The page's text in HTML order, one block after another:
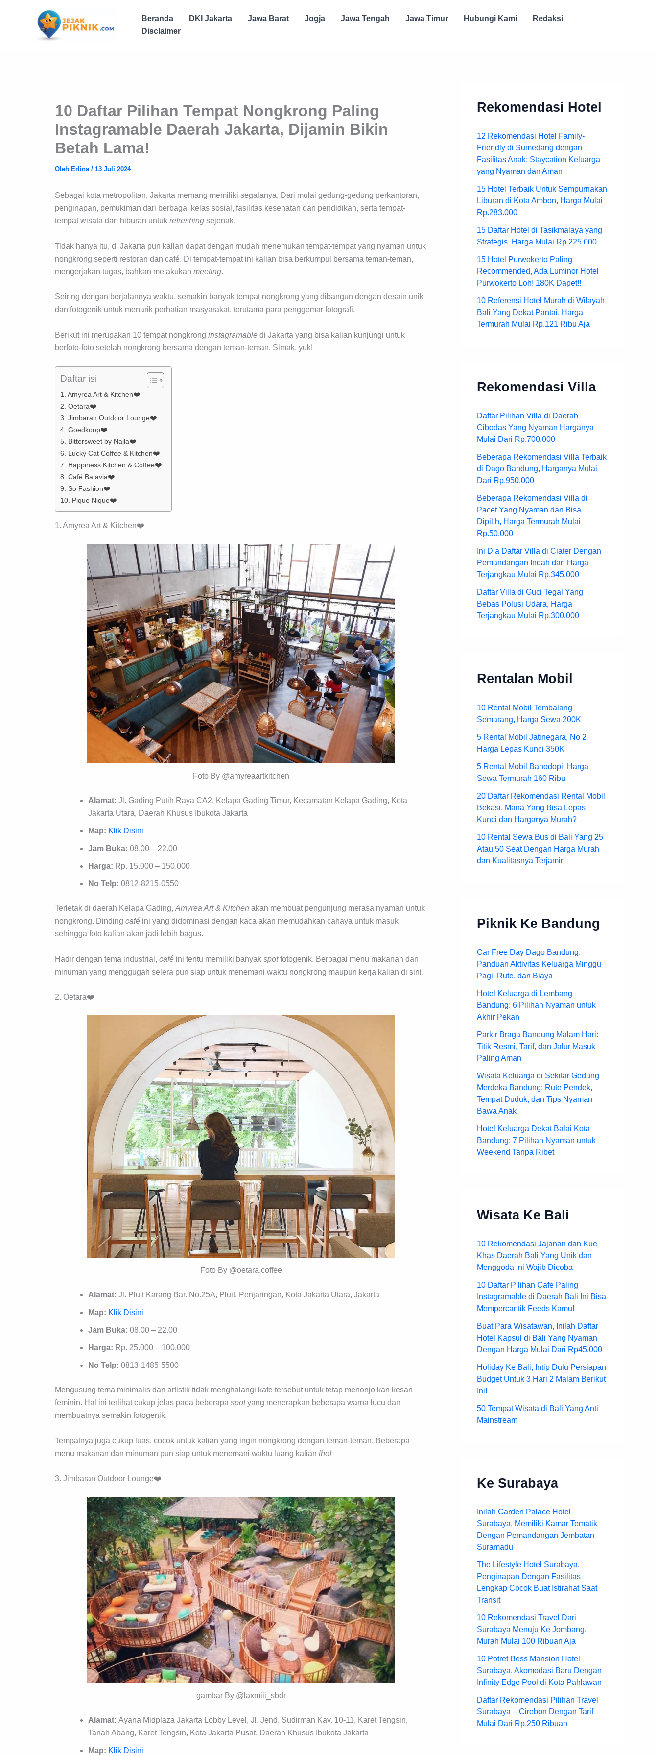
Beranda DKI Jakarta Jawa Barat Jogja Jawa Tengah Jawa Timur Hubungi Kami
Redaksi
Disclaimer
10 Daftar Pilihan Tempat Nongkrong Paling
Instagramable Daerah Jakarta, Dijamin Bikin
Betah Lama!
Oleh Erlina / 13 Juli 2024
Sebagai kota metropolitan, Jakarta memang memiliki segalanya. Dari mulai gedung-gedung perkantoran,
penginapan, pemukiman dari berbagai kelas sosial, fasilitas kesehatan dan pendidikan, serta tempat-
tempat wisata dan hiburan untuk refreshing sejenak.
Tidak hanya itu, di Jakarta pun kalian dapat dengan mudah menemukan tempat-tempat yang nyaman untuk
nongkrong seperti restoran dan café. Di tempat-tempat ini kalian bisa berkumpul bersama teman-teman,
mengerjakan tugas, bahkan melakukan meeting.
Seiring dengan berjalannya waktu, semakin banyak tempat nongkrong yang dibangun dengan desain unik
dan fotogenik untuk menarik perhatian masyarakat, terutama para penggemar fotografi.
Berikut ini merupakan 10 tempat nongkrong instagramable di Jakarta yang bisa kalian kunjungi untuk
berfoto-foto setelah nongkrong bersama dengan teman-teman. Simak, yuk!
Daftar isi
1. Amyrea Art & Kitchen❤️
2. Oetara❤️
3. Jimbaran Outdoor Lounge❤️
4. Goedkoop❤️
5. Bittersweet by Najla❤️
6. Lucky Cat Coffee & Kitchen❤️
7. Happiness Kitchen & Coffee❤️
8. Café Batavia❤️
9. So Fashion❤️
10. Pique Nique❤️
1. Amyrea Art & Kitchen❤️
Foto By @amyreaartkitchen
Alamat: Jl. Gading Putih Raya CA2, Kelapa Gading Timur, Kecamatan Kelapa Gading, Kota
Jakarta Utara, Daerah Khusus Ibukota Jakarta
Map: Klik Disini
Jam Buka: 08.00 – 22.00
Harga: Rp. 15.000 – 150.000
No Telp: 0812-8215-0550
Terletak di daerah Kelapa Gading, Amyrea Art & Kitchen akan membuat pengunjung merasa nyaman untuk
nongkrong. Dinding café ini yang didominasi dengan kaca akan memudahkan cahaya untuk masuk
sehingga foto kalian akan jadi lebih bagus.
Hadir dengan tema industrial, café ini tentu memiliki banyak spotfotogenik. Berbagai menu makanan dan
minuman yang menggugah selera pun siap untuk menemani waktu nongkrong maupun kerja kalian di sini.
2. Oetara❤️
Foto By @oetara.coffee
Alamat: Jl. Pluit Karang Bar. No.25A, Pluit, Penjaringan, Kota Jakarta Utara, Jakarta
Map: Klik Disini
Jam Buka: 08.00 – 22.00
Harga: Rp. 25.000 – 100.000
No Telp: 0813-1485-5500
Mengusung tema minimalis dan artistik tidak menghalangi kafe tersebut untuk tetap menonjolkan kesan
feminin. Hal ini terlihat cukup jelas pada beberapa spotyang menerapkan beberapa warna lucu dan
membuatnya semakin fotogenik.
Tempatnya juga cukup luas, cocok untuk kalian yang ingin nongkrong dengan teman-teman. Beberapa
menu makanan dan minuman pun siap untuk menemani waktu luang kalian lho!
3. Jimbaran Outdoor Lounge❤️
gambar By @laxmiii_sbdr
Alamat: Ayana Midplaza Jakarta Lobby Level, Jl. Jend. Sudirman Kav. 10-11, Karet Tengsin,
Tanah Abang, Karet Tengsin, Kota Jakarta Pusat, Daerah Khusus Ibukota Jakarta
Map: Klik Disini
Rekomendasi Hotel
12 Rekomendasi Hotel Family-
Friendly di Sumedang dengan
Fasilitas Anak: Staycation Keluarga
yang Nyaman dan Aman
15 Hotel Terbaik Untuk Sempurnakan
Liburan di Kota Ambon, Harga Mulai
Rp.283.000
15 Daftar Hotel di Tasikmalaya yang
Strategis, Harga Mulai Rp.225.000
15 Hotel Purwokerto Paling
Recommended, Ada Luminor Hotel
Purwokerto Loh! 180K Dapet!!
10 Referensi Hotel Murah di Wilayah
Bali Yang Dekat Pantai, Harga
Termurah Mulai Rp.121 Ribu Aja
Rekomendasi Villa
Daftar Pilihan Villa di Daerah
Cibodas Yang Nyaman Harganya
Mulai Dari Rp.700.000
Beberapa Rekomendasi Villa Terbaik
di Dago Bandung, Harganya Mulai
Dari Rp.950.000
Beberapa Rekomendasi Villa di
Pacet Yang Nyaman dan Bisa
Dipilih, Harga Termurah Mulai
Rp.50.000
Ini Dia Daftar Villa di Ciater Dengan
Pemandangan Indah dan Harga
Terjangkau Mulai Rp.345.000
Daftar Villa di Guci Tegal Yang
Bebas Polusi Udara, Harga
Terjangkau Mulai Rp.300.000
Rentalan Mobil
10 Rental Mobil Tembalang
Semarang, Harga Sewa 200K
5 Rental Mobil Jatinegara, No 2
Harga Lepas Kunci 350K
5 Rental Mobil Bahodopi, Harga
Sewa Termurah 160 Ribu
20 Daftar Rekomendasi Rental Mobil
Bekasi, Mana Yang Bisa Lepas
Kunci dan Harganya Murah?
10 Rental Sewa Bus di Bali Yang 25
Atau 50 Seat Dengan Harga Murah
dan Kualitasnya Terjamin
Piknik Ke Bandung
Car Free Day Dago Bandung:
Panduan Aktivitas Keluarga Minggu
Pagi, Rute, dan Biaya
Hotel Keluarga di Lembang
Bandung: 6 Pilihan Nyaman untuk
Akhir Pekan
Parkir Braga Bandung Malam Hari:
Titik Resmi, Tarif, dan Jalur Masuk
Paling Aman
Wisata Keluarga di Sekitar Gedung
Merdeka Bandung: Rute Pendek,
Tempat Duduk, dan Tips Nyaman
Bawa Anak
Hotel Keluarga Dekat Balai Kota
Bandung: 7 Pilihan Nyaman untuk
Weekend Tanpa Ribet
Wisata Ke Bali
10 Rekomendasi Jajanan dan Kue
Khas Daerah Bali Yang Unik dan
Menggoda Ini Wajib Dicoba
10 Daftar Pilihan Cafe Paling
Instagramable di Daerah Bali Ini Bisa
Mempercantik Feeds Kamu!
Buat Para Wisatawan, Inilah Daftar
Hotel Kapsul di Bali Yang Nyaman
Dengan Harga Mulai Dari Rp45.000
Holiday Ke Bali, Intip Dulu Persiapan
Budget Untuk 3 Hari 2 Malam Berikut
Ini!
50 Tempat Wisata di Bali Yang Anti
Mainstream
Ke Surabaya
Inilah Garden Palace Hotel
Surabaya, Memiliki Kamar Tematik
Dengan Pemandangan Jembatan
Suramadu
The Lifestyle Hotel Surabaya,
Penginapan Dengan Fasilitas
Lengkap Cocok Buat Istirahat Saat
Transit
10 Rekomendasi Travel Dari
Surabaya Menuju Ke Jombang,
Murah Mulai 100 Ribuan Aja
10 Potret Bess Mansion Hotel
Surabaya, Akomodasi Baru Dengan
Infinity Edge Pool di Kota Pahlawan
Daftar Rekomendasi Pilihan Travel
Surabaya – Cirebon Dengan Tarif
Mulai Dari Rp.250 Ribuan